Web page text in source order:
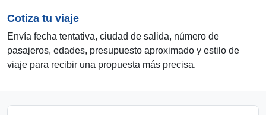
Cotiza tu viaje
Envía fecha tentativa, ciudad de salida, número de
pasajeros, edades, presupuesto aproximado y estilo de
viaje para recibir una propuesta más precisa.